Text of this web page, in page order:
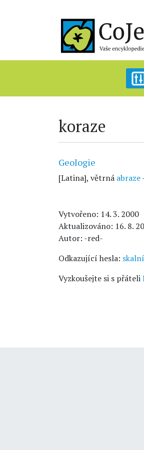
koraze
Geologie
[Latina], větrná abraze
Vytvořeno: 14. 3. 2000
Aktualizováno: 16. 8.
Autor: -red-
Odkazující hesla:
Vyzkoušejte si s přáteli